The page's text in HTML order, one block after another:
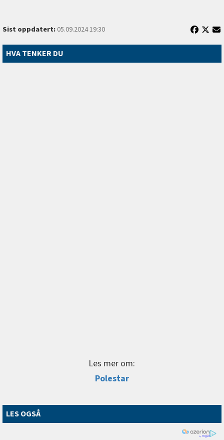
Sist oppdatert:05.09.2024 19:30
HVA TENKER DU
Les mer om:
Polestar
LES OGSÅ